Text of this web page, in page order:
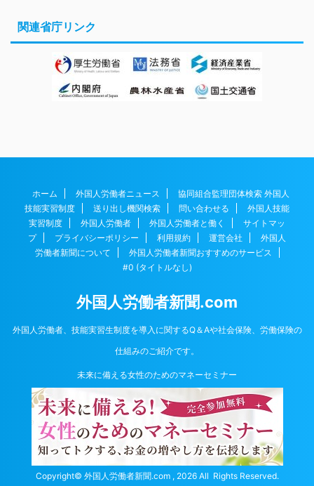
関連省庁リンク
ホーム 外国人労働者ニュース
協同組合監理団体検索 外国人
技能実習制度
送り出し機関検索 問い合わせる
外国人技能
実習制度
外国人労働者 外国人労働者と働く
サイトマッ
プ
プライバシーポリシー 利用規約 運営会社
外国人
労働者新聞について
外国人労働者新聞おすすめのサービス
#0 (タイトルなし)
外国人労働者新聞.com
外国人労働者、技能実習生制度を導入に関するQ＆Aや社会保険、労働保険の
仕組みのご紹介です。
未来に備える女性のためのマネーセミナー
Copyright© 外国人労働者新聞.com , 2026 All Rights Reserved.